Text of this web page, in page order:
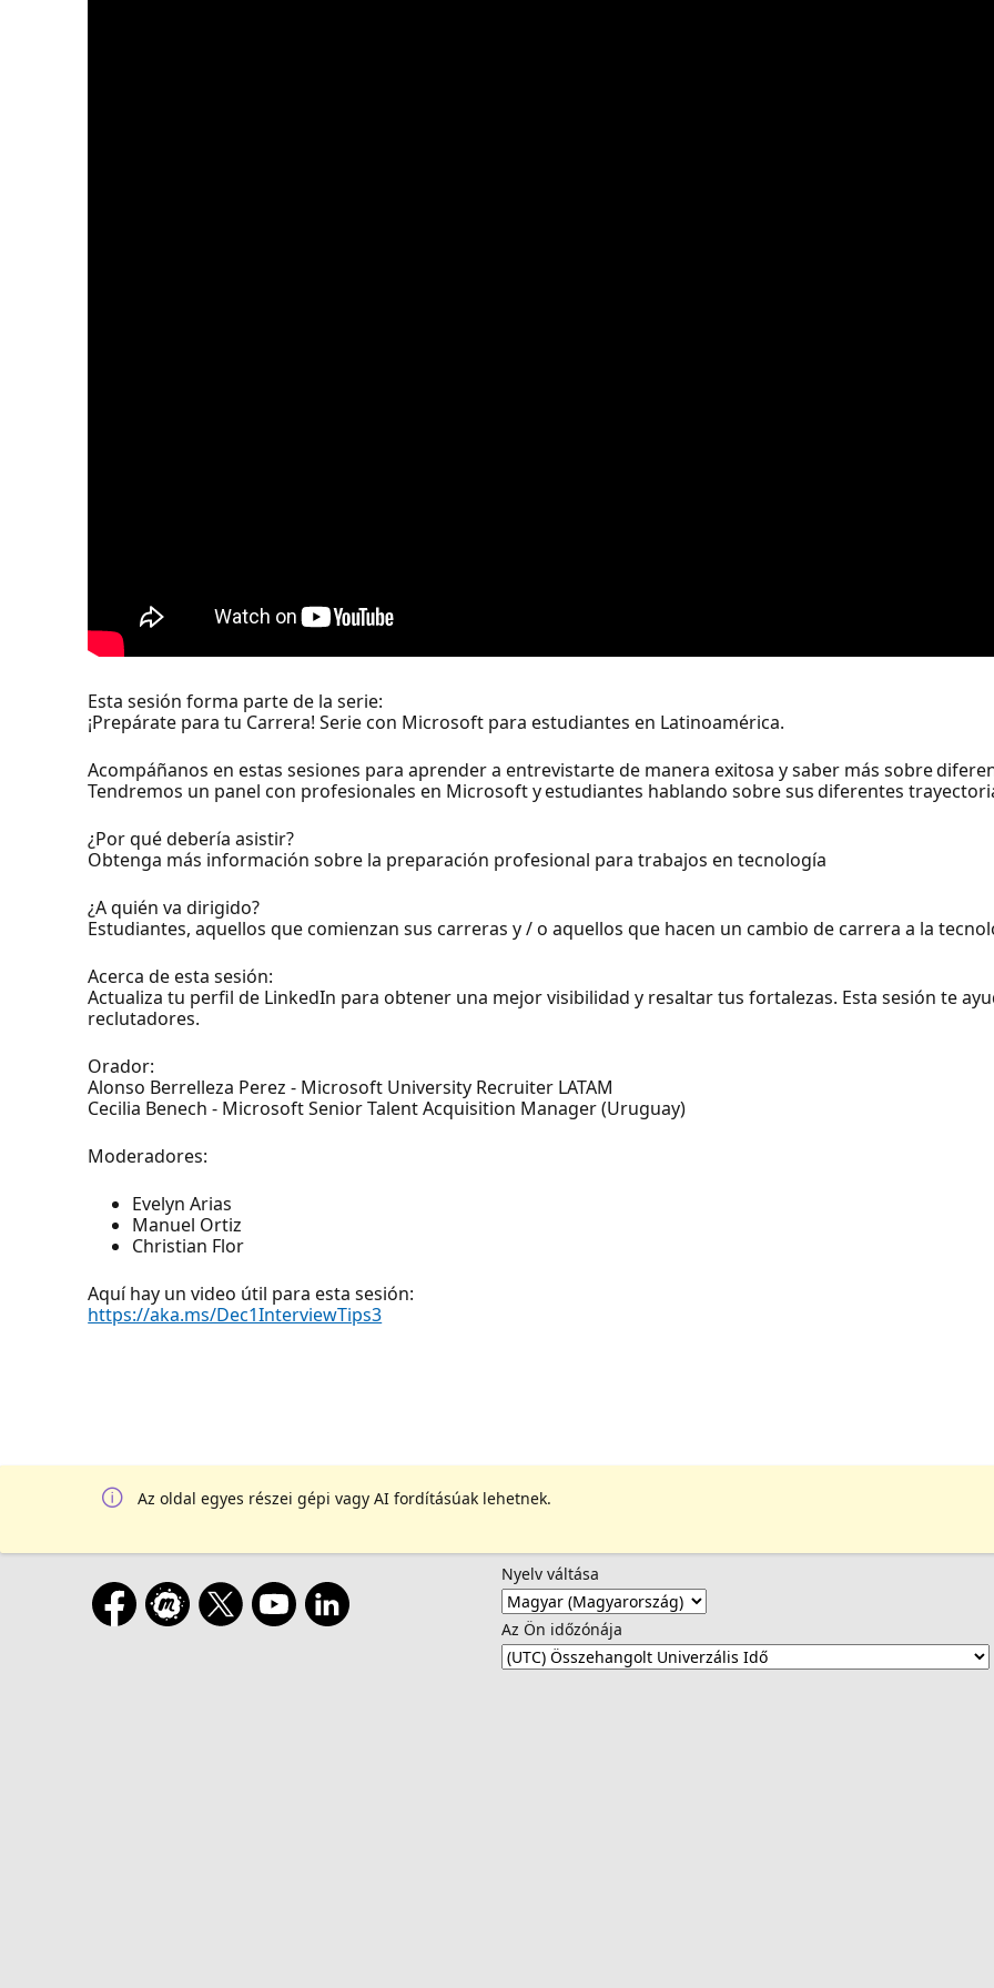
Esta sesión forma parte de la serie:
¡Prepárate para tu Carrera! Serie con Microsoft para estudiantes en Latinoamérica.
Acompáñanos en estas sesiones para aprender a entrevistarte de manera exitosa y saber más sobre
Tendremos un panel con profesionales en Microsoft y estudiantes hablando sobre sus diferentes
¿Por qué debería asistir?
Obtenga más información sobre la preparación profesional para trabajos en tecnología
¿A quién va dirigido?
Estudiantes, aquellos que comienzan sus carreras y / o aquellos que hacen un cambio de carrera a la
Acerca de esta sesión:
Actualiza tu perfil de LinkedIn para obtener una mejor visibilidad y resaltar tus fortalezas. Esta sesión te
reclutadores.
Orador:
Alonso Berrelleza Perez - Microsoft University Recruiter LATAM
Cecilia Benech - Microsoft Senior Talent Acquisition Manager (Uruguay)
Moderadores:
Evelyn Arias
Manuel Ortiz
Christian Flor
Aquí hay un video útil para esta sesión:
https://aka.ms/Dec1InterviewTips3
Az oldal egyes részei gépi vagy AI fordításúak lehetnek.
Nyelv váltása
Az Ön időzónája